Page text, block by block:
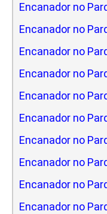
Encanador no
Encanador no
Encanador no
Encanador no
Encanador no
Encanador no
Encanador no
Encanador no
Encanador no
Encanador no